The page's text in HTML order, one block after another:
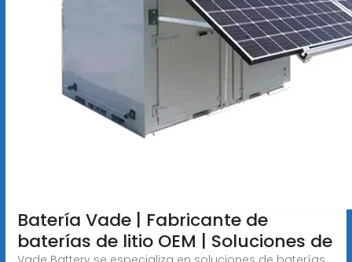
Batería Vade | Fabricante de
baterías de litio OEM | Soluciones de